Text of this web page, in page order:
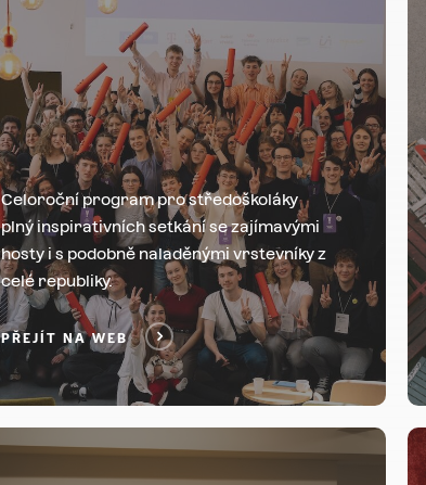
Celoroční program pro středoškoláky
plný inspirativních setkání se zajímavými
hosty i s podobně naladěnými vrstevníky z
celé republiky.
PŘEJÍT NA WEB